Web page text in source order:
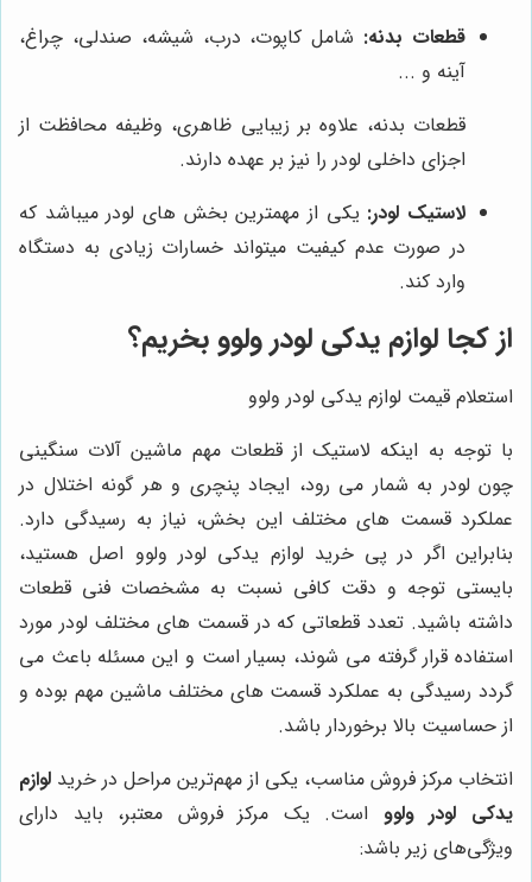
قطعات بدنه: شامل کاپوت، درب، شیشه، صندلی، چراغ،
آینه و ...
قطعات بدنه، علاوه بر زیبایی ظاهری، وظیفه محافظت از
اجزای داخلی لودر را نیز بر عهده دارند.
لاستیک لودر: یکی از مهمترین بخش های لودر میباشد که
در صورت عدم کیفیت میتواند خسارات زیادی به دستگاه
وارد کند.
از کجا لوازم یدکی لودر ولوو بخریم؟
استعلام قیمت لوازم یدکی لودر ولوو
با توجه به اینکه لاستیک از قطعات مهم ماشین آلات سنگینی
چون لودر به شمار می رود، ایجاد پنچری و هر گونه اختلال در
عملکرد قسمت های مختلف این بخش، نیاز به رسیدگی دارد.
بنابراین اگر در پی خرید لوازم یدکی لودر ولوو اصل هستید،
بایستی توجه و دقت کافی نسبت به مشخصات فنی قطعات
داشته باشید. تعدد قطعاتی که در قسمت های مختلف لودر مورد
استفاده قرار گرفته می شوند، بسیار است و این مسئله باعث می
گردد رسیدگی به عملکرد قسمت های مختلف ماشین مهم بوده و
از حساسیت بالا برخوردار باشد.
انتخاب مرکز فروش مناسب، یکی از مهم‌ترین مراحل در خرید لوازم
یدکی لودر ولوو است. یک مرکز فروش معتبر، باید دارای
ویژگی‌های زیر باشد: